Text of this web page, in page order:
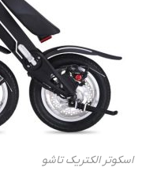
اسکوتر الکتریک تاشو